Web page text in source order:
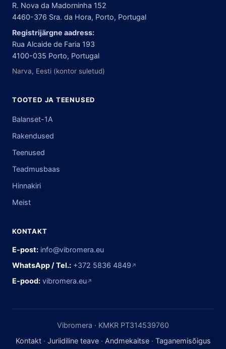
R. Nova da Madorninha 152
4460-376 Sra. da Hora, Porto, Portugal
Registrijärgne aadress:
Rua Alcaide de Faria 193
4100-035 Porto, Portugal
Narva, Eesti (kontor suletud)
TOOTED JA TEENUSED
Balanset-1A
Rakendused
Teenused
Teadmusbaas
Hinnakiri
Meist
KONTAKT
E-post: info@vibromera.eu
WhatsApp / Tel.: +372 5836 4849 ↗
E-pood: vibromera.eu↗
Vibromera · KMKR PT314539760
Kontakt· Juriidiline teave· Andmekaitse· Taganemisõigus